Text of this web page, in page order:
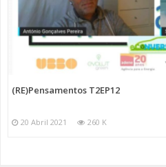
(RE)Pensamentos T2EP12
20 Abril 2021 260 K